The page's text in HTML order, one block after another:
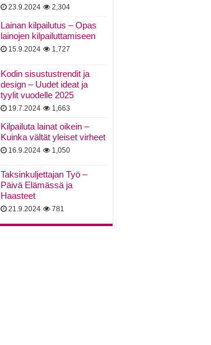
23.9.2024 2,304
Lainan kilpailutus – Opas
lainojen kilpailuttamiseen
15.9.2024 1,727
Kodin sisustustrendit ja
design – Uudet ideat ja
tyylit vuodelle 2025
19.7.2024 1,663
Kilpailuta lainat oikein –
Kuinka vältät yleiset virheet
16.9.2024 1,050
Taksinkuljettajan Työ –
Päivä Elämässä ja
Haasteet
21.9.2024 781